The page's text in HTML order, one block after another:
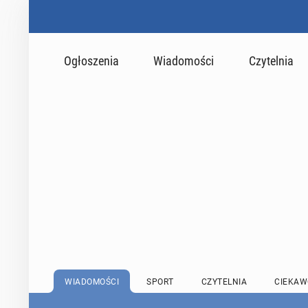
Ogłoszenia Wiadomości Czytelnia
WIADOMOŚCI SPORT CZYTELNIA